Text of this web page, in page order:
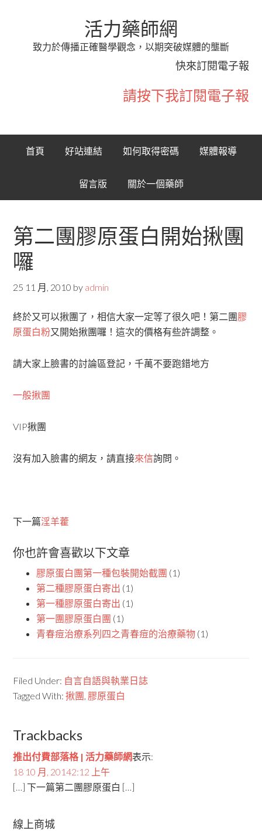
活力藥師網
致力於傳播正確醫學觀念，以期突破媒體的壟斷
快來訂閱電子報
請按下我訂閱電子報
首頁 好站連結 如何取得密碼 媒體報導
留言版 關於一個藥師
第二團膠原蛋白開始揪團
囉
25 11 月, 2010 by admin
終於又可以揪團了，相信大家一定等了很久吧！第二團膠
原蛋白粉又開始揪團囉！這次的價格有些許調整。
請大家上臉書的討論區登記，千萬不要跑錯地方
一般揪團
VIP揪團
沒有加入臉書的網友，請直接來信詢問。
下一篇淫羊藿
你也許會喜歡以下文章
膠原蛋白團第一種包裝開始截團 (1)
第二種膠原蛋白寄出 (1)
第一種膠原蛋白寄出 (1)
第一團膠原蛋白團 (1)
青春痘治療系列四之青春痘的治療藥物 (1)
Filed Under: 自言自語與執業日誌
Tagged With:揪團, 膠原蛋白
Trackbacks
推出付費部落格 | 活力藥師網表示:
18 10 月, 20142:12 上午
[…] 下一篇第二團膠原蛋白 […]
線上商城